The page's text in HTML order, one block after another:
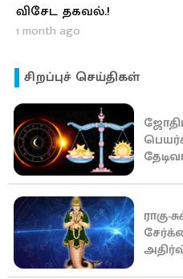
விசேட தகவல்.!
1 month ago
சிறப்புச் செய்திகள்
ராகு-